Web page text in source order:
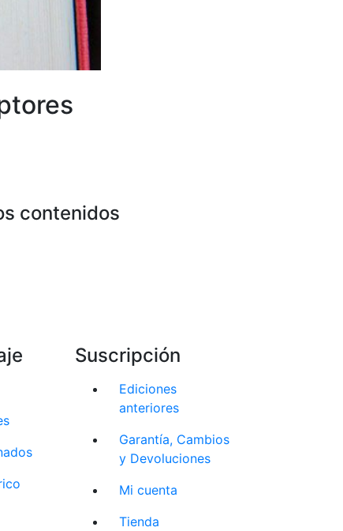
contenidos
Suscripción
Ediciones
anteriores
Garantía, Cambios
y Devoluciones
Mi cuenta
Tienda